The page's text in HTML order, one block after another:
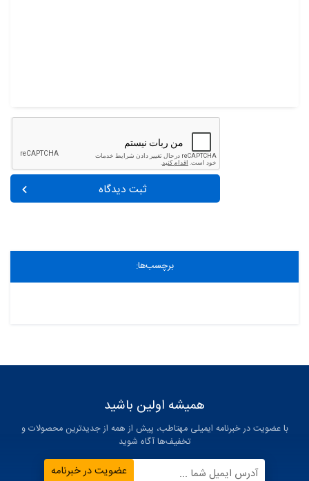
ثبت دیدگاه
برچسب‌ها:
همیشه اولین باشید
با عضویت در خبرنامه ایمیلی مهتاطب، پیش از همه از جدیدترین محصولات و
تخفیف‌ها آگاه شوید
آدرس ایمیل شما ... عضویت در خبرنامه